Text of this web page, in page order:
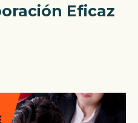
Eficaz